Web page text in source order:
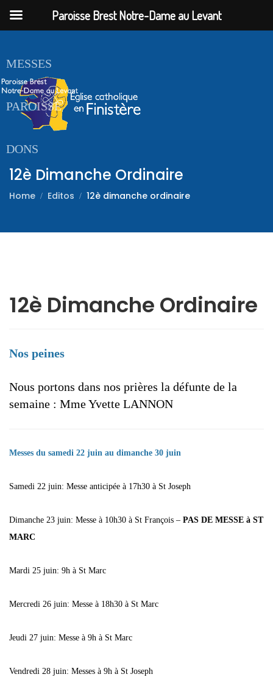
ACCUEIL
MESSES
PAROISSE
DONS
12è Dimanche Ordinaire
Home Editos 12è dimanche ordinaire
12è Dimanche Ordinaire
Nos peines
Nous portons dans nos prières la défunte de la
semaine : Mme Yvette LANNON
Messes du samedi 22 juin au dimanche 30 juin
Samedi 22 juin: Messe anticipée à 17h30 à St Joseph
Dimanche 23 juin: Messe à 10h30 à St François – PAS DE MESSE à ST
MARC
Mardi 25 juin: 9h à St Marc
Mercredi 26 juin: Messe à 18h30 à St Marc
Jeudi 27 juin: Messe à 9h à St Marc
Vendredi 28 juin: Messes à 9h à St Joseph
Paroisse Brest Notre-Dame au Levant